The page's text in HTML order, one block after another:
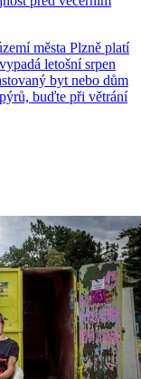
města Plzně platí
letošní srpen
byt nebo dům
buďte při větrání